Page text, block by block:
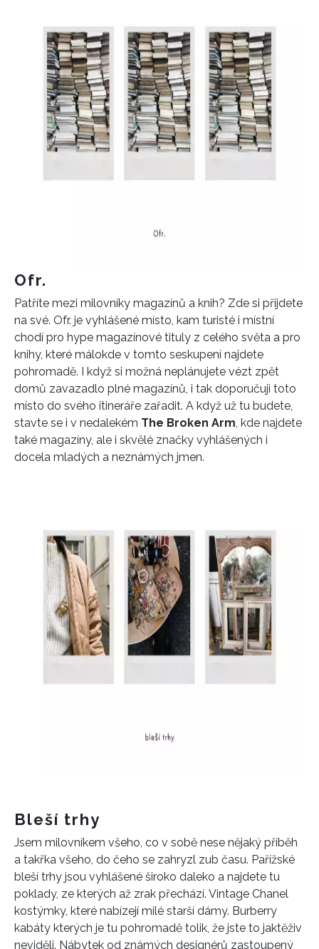
Ofr.
Patříte mezi milovníky magazínů a knih? Zde si přijdete
na své. Ofr. je vyhlášené místo, kam turisté i místní
chodí pro hype magazínové tituly z celého světa a pro
knihy, které málokde v tomto seskupení najdete
pohromadě. I když si možná neplánujete vézt zpět
domů zavazadlo plné magazínů, i tak doporučuji toto
místo do svého itineráře zařadit. A když už tu budete,
stavte se i v nedalekém The Broken Arm, kde najdete
také magazíny, ale i skvělé značky vyhlášených i
docela mladých a neznámých jmen.
Bleší trhy
Jsem milovníkem všeho, co v sobě nese nějaký příběh
a takřka všeho, do čeho se zahryzl zub času. Pařížské
bleší trhy jsou vyhlášené široko daleko a najdete tu
poklady, ze kterých až zrak přechází. Vintage Chanel
kostýmky, které nabízejí milé starší dámy. Burberry
kabáty kterých je tu pohromadě tolik, že jste to jaktěživ
neviděli. Nábytek od známých designérů zastoupený